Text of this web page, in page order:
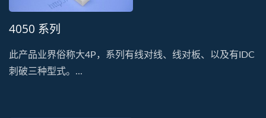
4050 系列
此产品业界俗称大4P，系列有线对线、线对板、以及有IDC
刺破三种型式。...